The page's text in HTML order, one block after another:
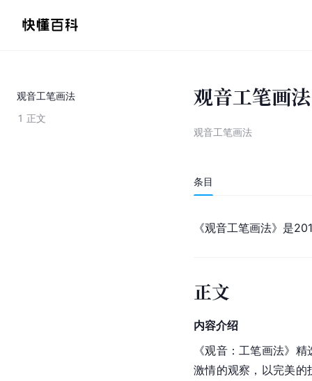
观音工笔画法
1 正文
观音工笔画法
观音工笔画法
条目
《观音工笔画法》是
正文
内容介绍
《观音：工笔画法》
激情的观察，以完美的